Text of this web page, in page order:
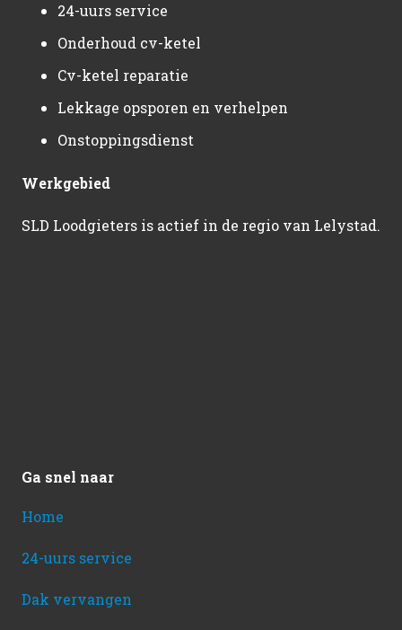
24-uurs service
Onderhoud cv-ketel
Cv-ketel reparatie
Lekkage opsporen en verhelpen
Onstoppingsdienst
Werkgebied
SLD Loodgieters is actief in de regio van Lelystad.
Ga snel naar
Home
24-uurs service
Dak vervangen